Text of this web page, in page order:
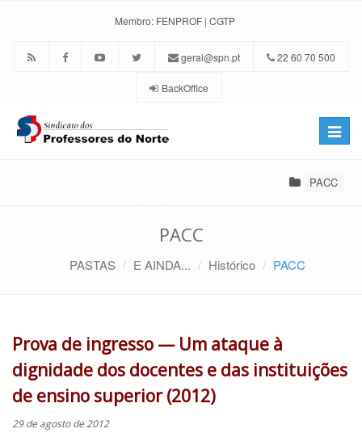
Membro: FENPROF | CGTP
geral@spn.pt 22 60 70 500
BackOffice
Toggle
PACC
PACC
PASTAS E AINDA... Histórico PACC
Prova de ingresso — Um ataque à
dignidade dos docentes e das instituições
de ensino superior (2012)
29 de agosto de 2012